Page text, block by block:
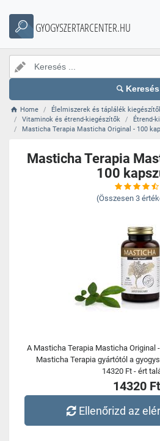
GYOGYSZERTARCENTER.HU
Keresés
Home
Élelmiszerek és táplálék
Vitaminok és étrend-kiegészítők
Étrend-
Masticha Terapia Masticha Original - 100
Masticha Terapia
100
(Összesen 3
A Masticha Terapia Masticha Original
Masticha Terapia gyártótól a
14320 Ft - ért
14320 Ft
Ellenőrizd az